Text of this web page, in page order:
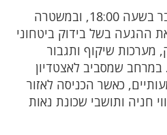
שערי האצטדיון ייפתחו כבר בשעה 18:00, ובמשטרה
ההגעה בשל בידוק ביטחוני
מערכות שיקוף ותגבור
שמסביב לאצטדיון
כאשר הכניסה לאזור
חניה ותושבי שכונת נאות